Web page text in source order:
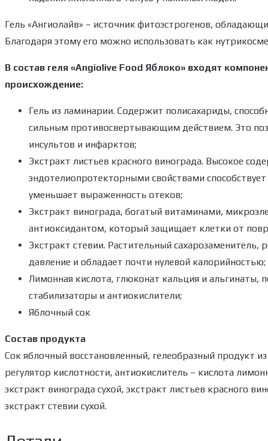
Гель «Ангиолайв» – источник фитоэстрогенов,
Благодаря этому его можно использовать как
В состав геля «Angiolive Food Яблоко» входят
происхождение:
Гель из ламинарии. Содержит полисахариды,
сильным противосвертывающим действием. Это
инсультов и инфарктов;
Экстракт листьев красного винограда. Высокое
эндотелиопротекторными свойствами
уменьшает выраженность отеков;
Экстракт винограда, богатый витаминами,
антиоксидантом, который защищает клетки от
Экстракт стевии. Растительный
давление и обладает почти нулевой калорийностью;
Лимонная кислота, глюконат кальция и альгинаты,
стабилизаторы и антиокислители;
Яблочный сок
Состав продукта
Сок яблочный восстановленный, гелеобразный продукт
регулятор кислотности, антиокислитель – кислота
экстракт винограда сухой, экстракт листьев красного
экстракт стевии сухой.